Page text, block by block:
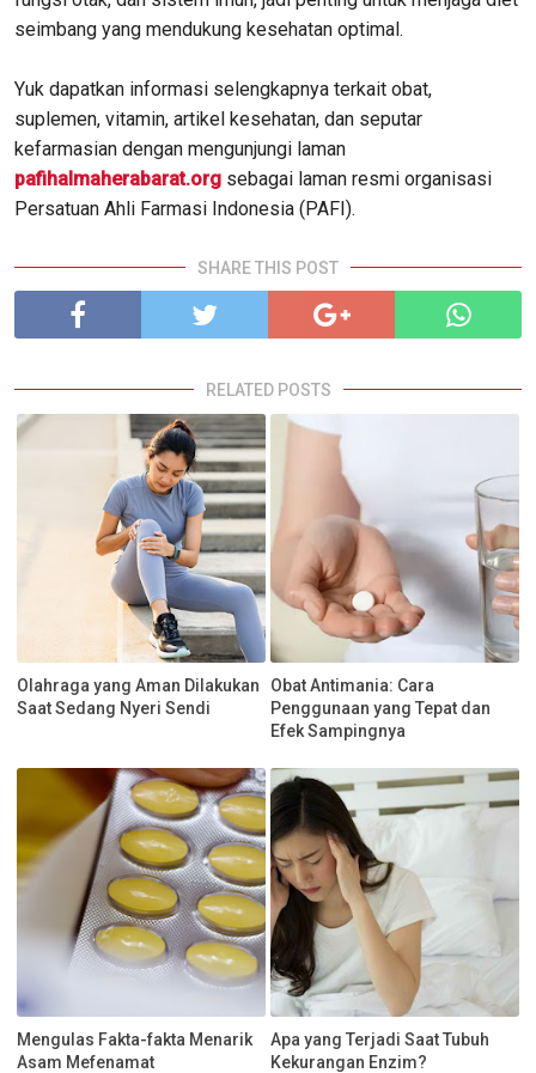
seimbang yang mendukung kesehatan optimal.
Yuk dapatkan informasi selengkapnya terkait obat,
suplemen, vitamin, artikel kesehatan, dan seputar
kefarmasian dengan mengunjungi laman
pafihalmaherabarat.org sebagai laman resmi organisasi
Persatuan Ahli Farmasi Indonesia (PAFI).
SHARE THIS POST
RELATED POSTS
Olahraga yang Aman Dilakukan
Saat Sedang Nyeri Sendi
Obat Antimania: Cara
Penggunaan yang Tepat dan
Efek Sampingnya
Mengulas Fakta-fakta Menarik
Asam Mefenamat
Apa yang Terjadi Saat Tubuh
Kekurangan Enzim?